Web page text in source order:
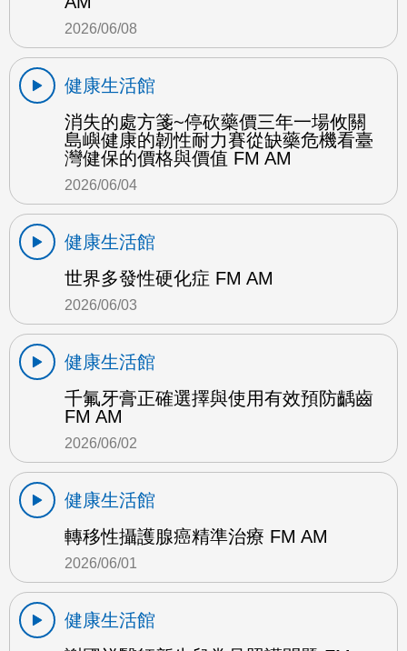
2026/06/08
健康生活館
消失的處方箋~停砍藥價三年一場攸關
島嶼健康的韌性耐力賽從缺藥危機看臺
灣健保的價格與價值 FM AM
2026/06/04
健康生活館
世界多發性硬化症 FM AM
2026/06/03
健康生活館
千氟牙膏正確選擇與使用有效預防齲齒
FM AM
2026/06/02
健康生活館
轉移性攝護腺癌精準治療 FM AM
2026/06/01
健康生活館